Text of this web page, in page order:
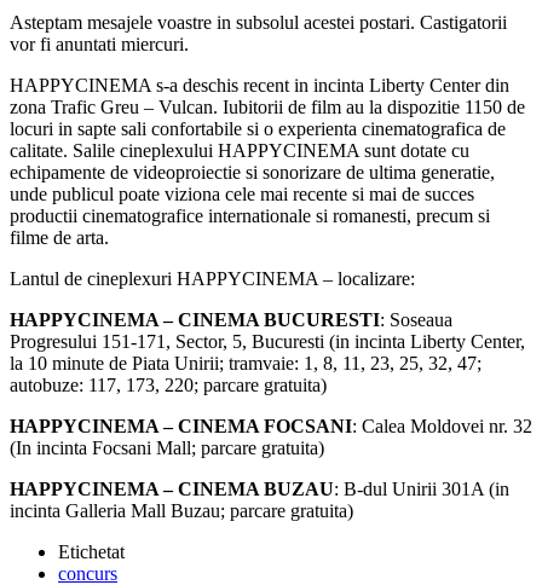
Asteptam mesajele voastre in subsolul acestei postari. Castigatorii
vor fi anuntati miercuri.
HAPPYCINEMA s-a deschis recent in incinta Liberty Center din
zona Trafic Greu – Vulcan. Iubitorii de film au la dispozitie 1150 de
locuri in sapte sali confortabile si o experienta cinematografica de
calitate. Salile cineplexului HAPPYCINEMA sunt dotate cu
echipamente de videoproiectie si sonorizare de ultima generatie,
unde publicul poate viziona cele mai recente si mai de succes
productii cinematografice internationale si romanesti, precum si
filme de arta.
Lantul de cineplexuri HAPPYCINEMA – localizare:
HAPPYCINEMA – CINEMA BUCURESTI: Soseaua
Progresului 151-171, Sector, 5, Bucuresti (in incinta Liberty Center,
la 10 minute de Piata Unirii; tramvaie: 1, 8, 11, 23, 25, 32, 47;
autobuze: 117, 173, 220; parcare gratuita)
HAPPYCINEMA – CINEMA FOCSANI: Calea Moldovei nr. 32
(In incinta Focsani Mall; parcare gratuita)
HAPPYCINEMA – CINEMA BUZAU: B-dul Unirii 301A (in
incinta Galleria Mall Buzau; parcare gratuita)
Etichetat
concurs